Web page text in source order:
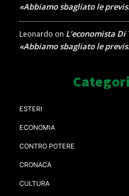
«Abbiamo sbagliato le
Leonardo on L’economista
«Abbiamo sbagliato le
ESTERI
ECONOMIA
CONTRO POTERE
CRONACA
CULTURA